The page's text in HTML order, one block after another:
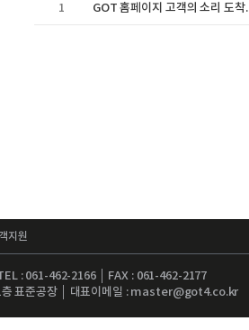
1 GOT 홈페이지 고객의 소리 도착.
지원
: 061-462-2166 │ FAX : 061-462-2177
층 표준공장 │ 대표이메일 : master@got4.co.kr